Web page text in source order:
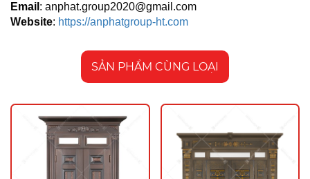
Email : anphat.group2020@gmail.com
Website: https://anphatgroup-ht.com
SẢN PHẨM CÙNG LOẠI